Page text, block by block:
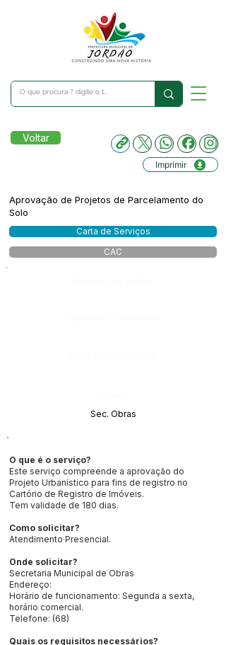
Voltar
Imprimir
Aprovação de Projetos de Parcelamento do
Solo
Carta de Serviços
CAC
Sec. Obras
O que é o serviço?
Este serviço compreende a aprovação do
Projeto Urbanístico para fins de registro no
Cartório de Registro de Imóveis.
Tem validade de 180 dias.
Como solicitar?
Atendimento Presencial.
Onde solicitar?
Secretaria Municipal de Obras
Endereço:
Horário de funcionamento: Segunda a sexta,
horário comercial.
Telefone: (68)
Quais os requisitos necessários?